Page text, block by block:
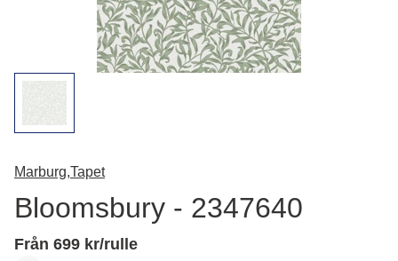
Marburg,Tapet
Bloomsbury - 2347640
Från 699 kr/rulle